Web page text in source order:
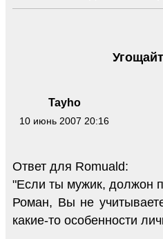
Tayho
10 июнь 2007 20:16
Ответ для Romuald:
"Если ты мужик, должон
Роман, Вы не
какие-то особенности